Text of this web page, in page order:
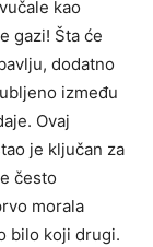
kao
gazi! Šta će
dodatno
između
Ovaj
je ključan za
često
morala
bilo koji drugi.